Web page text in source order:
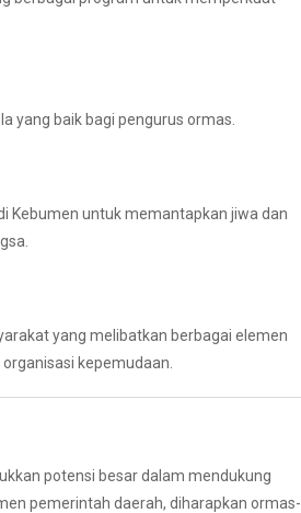
yang baik bagi pengurus ormas.
Kebumen untuk memantapkan jiwa dan
yang melibatkan berbagai elemen
kepemudaan.
potensi besar dalam mendukung
pemerintah daerah, diharapkan ormas-